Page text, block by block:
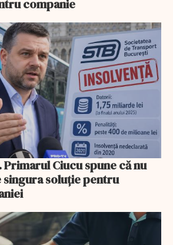
companie
Primarul Ciucu spune că nu
singura soluţie pentru